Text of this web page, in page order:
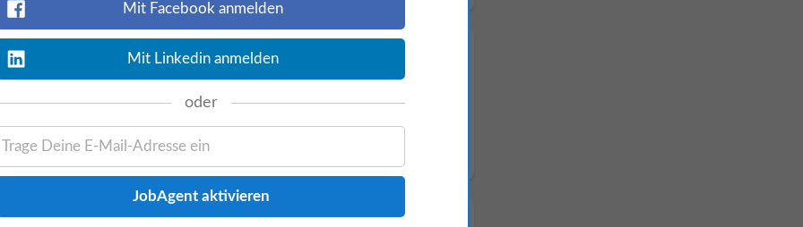
& VoIP Infrastruktur
• Mobilitätsförderung •
Jetzt ansehen
Accountant /
Mit Facebook anmelden
Mit Linkedin anmelden
oder